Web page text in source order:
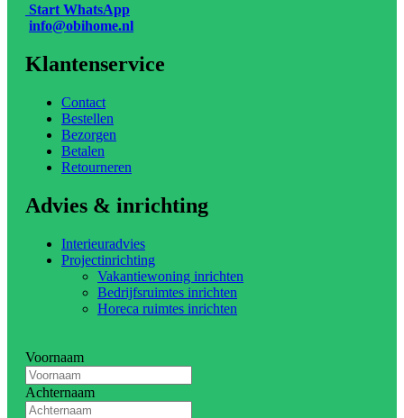
Start WhatsApp
info@obihome.nl
Klantenservice
Contact
Bestellen
Bezorgen
Betalen
Retourneren
Advies & inrichting
Interieuradvies
Projectinrichting
Vakantiewoning inrichten
Bedrijfsruimtes inrichten
Horeca ruimtes inrichten
Voornaam
Achternaam